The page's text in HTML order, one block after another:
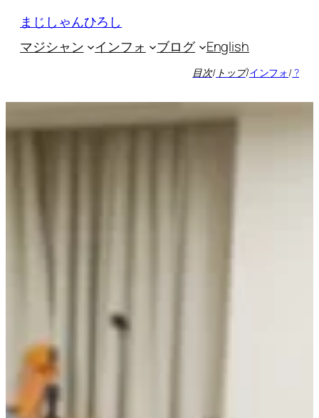
ッ
まじしゃんひろし
マジシャン
インフォ ブログ English
目次/ トップ/インフォ/?